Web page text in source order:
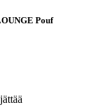
Pouf